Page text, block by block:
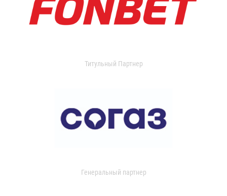
Титульный Партнер
Генеральный партнер